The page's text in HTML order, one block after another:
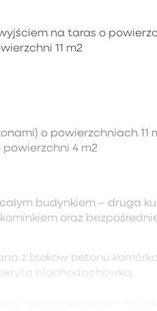
na taras o
11 m2
o powierzchniach 11
powierzchni 4 m2
budynkiem – druga
oraz
z bloków betonu
blachodachówką